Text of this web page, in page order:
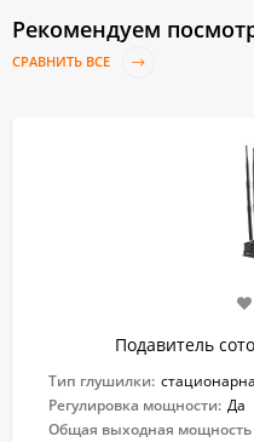
Рекомендуем
СРАВНИТЬ ВСЕ
Подавитель
Тип глушилки:
Регулировка мощности: Да